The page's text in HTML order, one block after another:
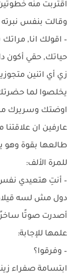
اقتربت منه
وقالت بنفس
– اقولك انا,
حياتك, حقي أكون
زي أي اتنين
يخلصوا لما
اوضتك وسريرك
عارفين ان
طالعها بقوة وهو
للمرة الألف:
– أنتِ هتعيدي
دول مش لسه
أصدرت صوتًا
علمها للإجابة:
– وفرقوا؟
ابتسامة صفراء